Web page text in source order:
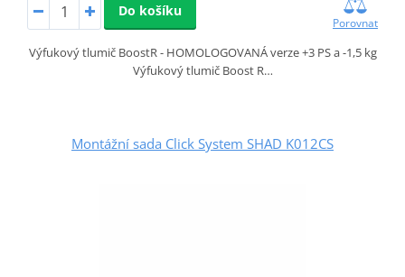
Do košíku
Porovnat
Výfukový tlumič BoostR - HOMOLOGOVANÁ verze +3 PS a -1,5 kg
Výfukový tlumič Boost R…
Montážní sada Click System SHAD K012CS